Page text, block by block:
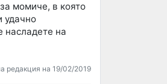
момиче, в която
удачно
насладете на
редакция на 19/02/2019